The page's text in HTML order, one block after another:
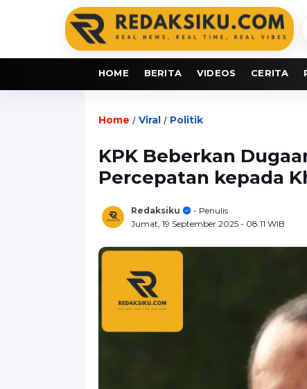
HOME BERITA VIDEOS CERITA
Home / Viral / Politik
KPK Beberkan
Percepatan kepada
Redaksiku
- Penulis
Jumat, 19 September 2025 - 08:11 WIB